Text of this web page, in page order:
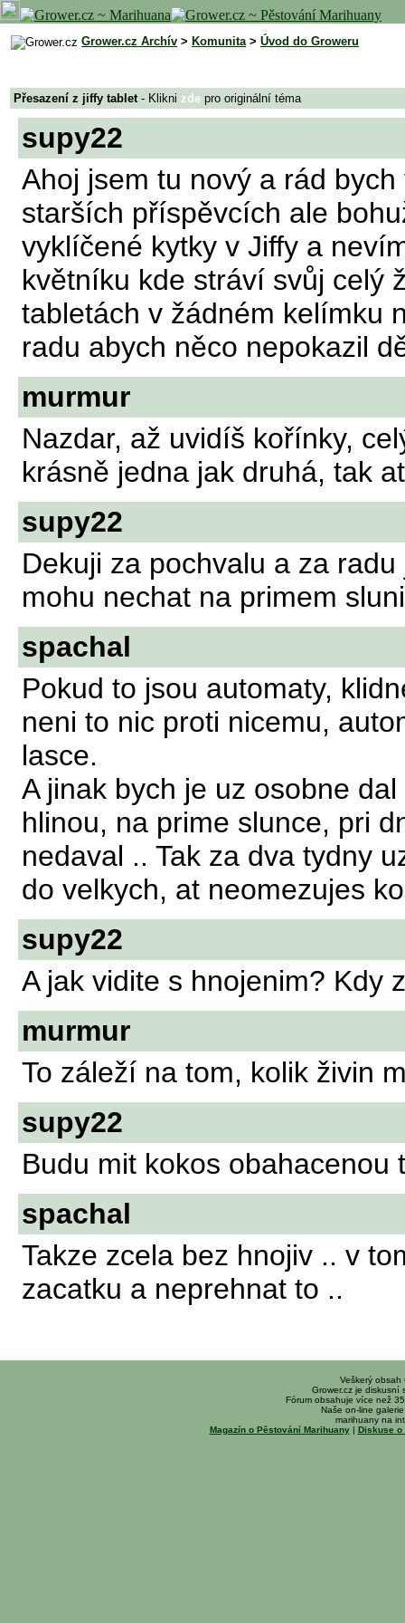
Grower.cz Archív > Komunita> Úvod do Groweru
Přesazení z jiffy tablet - Klikni zde pro originální téma
supy22
Ahoj jsem tu nový a rád
starších příspěvcích ale
vyklíčené kytky v Jiffy a
květníku kde stráví svůj celý
tabletách v žádném kelímku
radu abych něco nepokazil
murmur
Nazdar, až uvidíš kořínky,
krásně jedna jak druhá, tak
supy22
Dekuji za pochvalu a za
mohu nechat na primem
spachal
Pokud to jsou automaty,
neni to nic proti nicemu,
lasce.
A jinak bych je uz osobne
hlinou, na prime slunce, pri
nedaval .. Tak za dva tydny
do velkych, at neomezujes
supy22
A jak vidite s hnojenim? Kdy
murmur
To záleží na tom, kolik živin
supy22
Budu mit kokos obahacenou
spachal
Takze zcela bez hnojiv .. v
zacatku a neprehnat to ..
Veškerý obsah
Grower.cz je diskusní
Fórum obsahuje více než
Naše on-line
marihuany na
Magazín o Pěstování Marihuany| Diskuse o